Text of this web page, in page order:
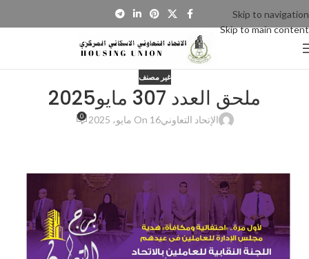
Skip to navigation
Skip to main content
غير مصنف
الإتحاد التعاونيOn 16 مايو، 2025 0